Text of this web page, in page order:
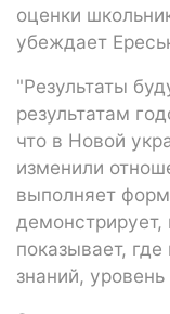
оценки
убеждает
"Результаты
результатам
что в Новой
изменили
выполняет
демонстрирует,
показывает,
знаний,